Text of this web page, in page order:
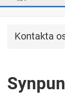
Kontakta